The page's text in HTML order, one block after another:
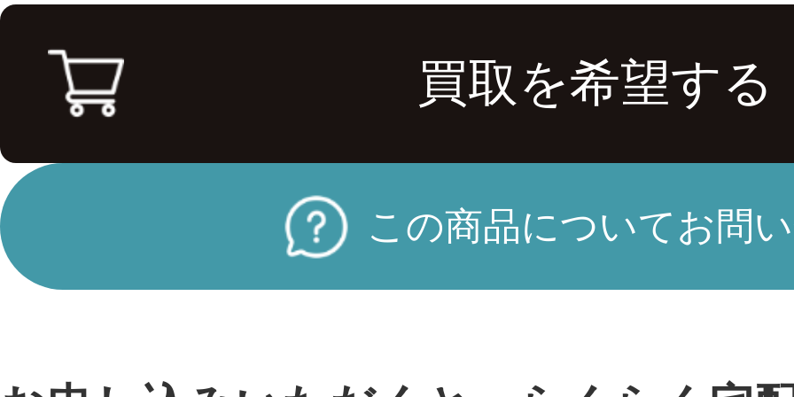
買取を希望する
この商品についてお問